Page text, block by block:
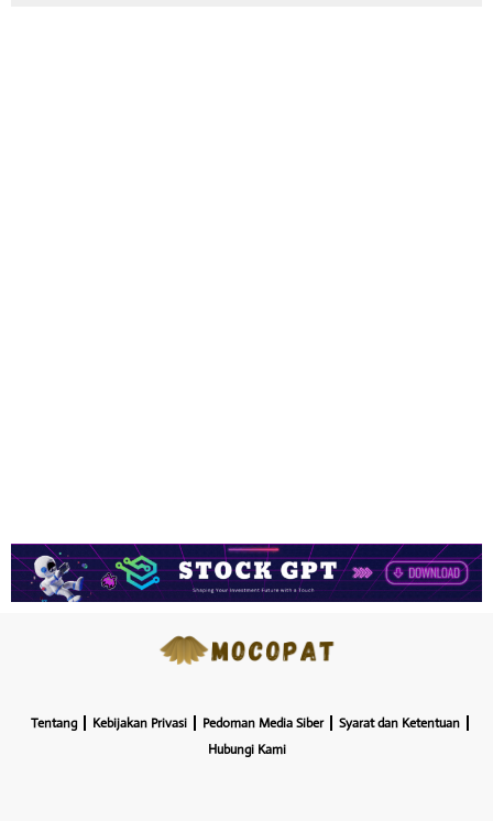
Tentang Kebijakan Privasi Pedoman Media Siber
Syarat dan Ketentuan
Hubungi Kami